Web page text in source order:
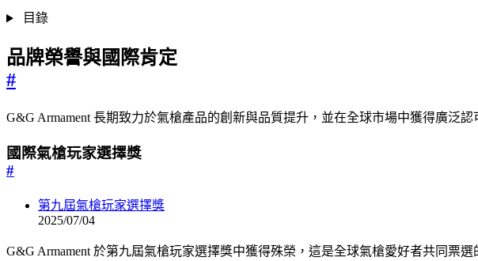
目錄
品牌榮譽與國際肯定
#
G&G Armament 長期致力於氣槍產品的創新與品質提升，並在全球市場中獲得廣泛
國際氣槍玩家選擇獎
#
第九屆氣槍玩家選擇獎
2025/07/04
G&G Armament 於第九屆氣槍玩家選擇獎中獲得殊榮，這是全球氣槍愛好者共同票